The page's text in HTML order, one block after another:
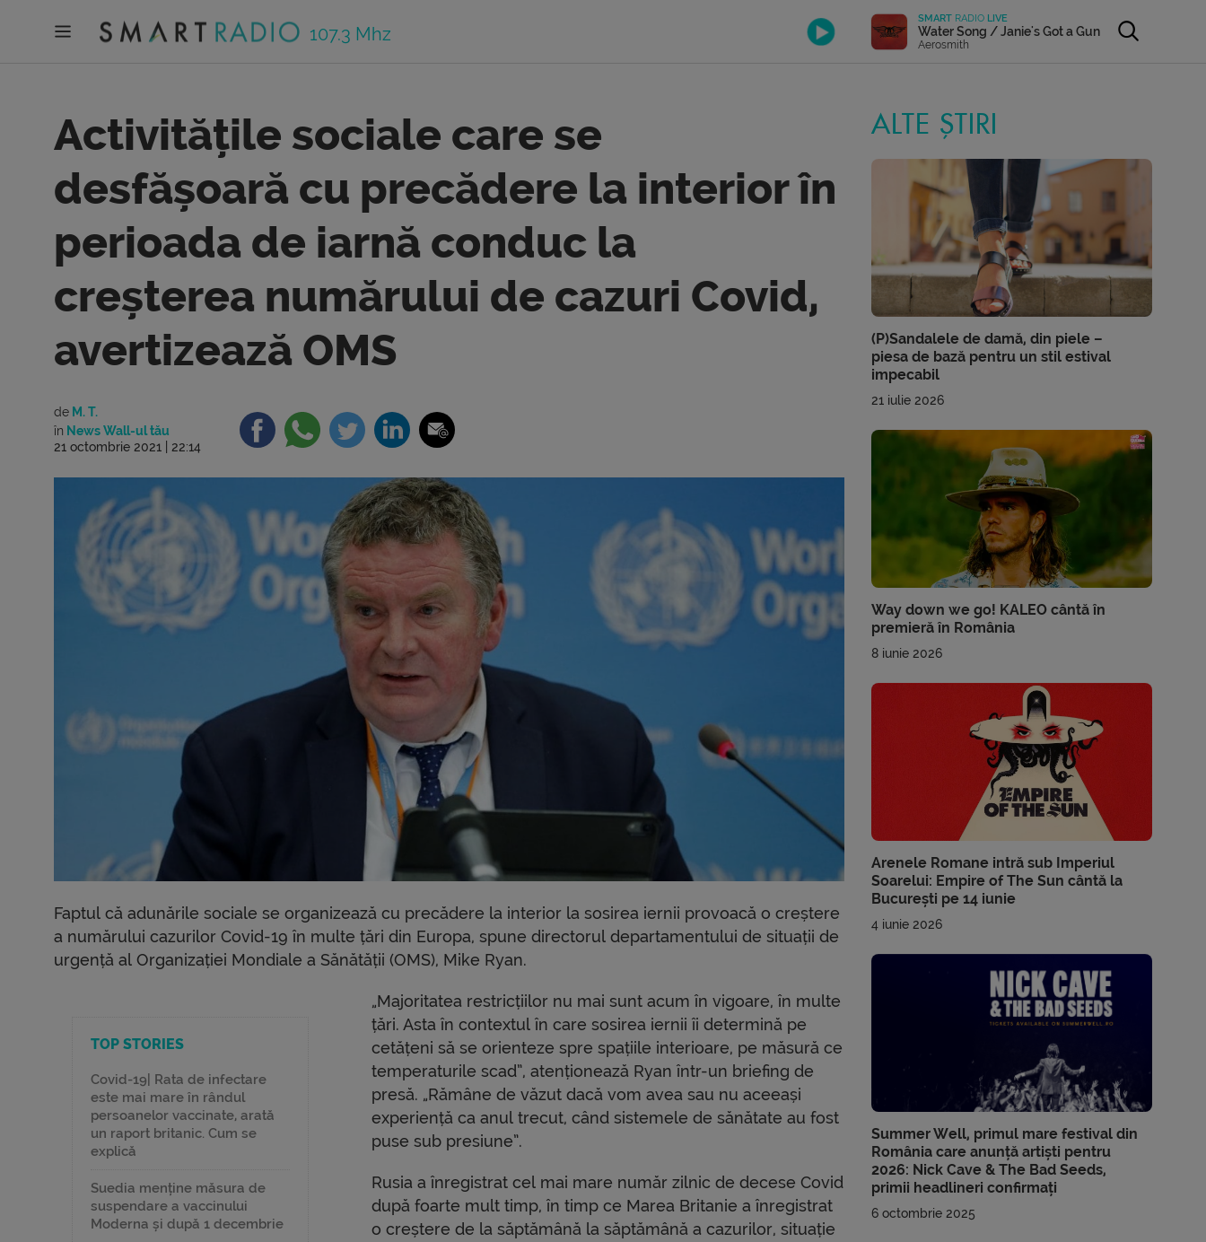
107.3 Mhz
SMART RADIO LIVE
Water Song / Janie's Got a Gun
Aerosmith
Activitățile sociale care se
desfășoară cu precădere la interior în
perioada de iarnă conduc la
creșterea numărului de cazuri Covid,
avertizează OMS
de M. T.
în News Wall-ul tău
21 octombrie 2021 | 22:14
Faptul că adunările sociale se organizează cu precădere la interior la sosirea iernii provoacă o creștere
a numărului cazurilor Covid-19 în multe țări din Europa, spune directorul departamentului de situații de
urgență al Organizației Mondiale a Sănătății (OMS), Mike Ryan.
TOP STORIES
Covid-19| Rata de infectare
este mai mare în rândul
persoanelor vaccinate, arată
un raport britanic. Cum se
explică
Suedia menține măsura de
suspendare a vaccinului
Moderna și după 1 decembrie
„Majoritatea restricțiilor nu mai sunt acum în vigoare, în multe
țări. Asta în contextul în care sosirea iernii îi determină pe
cetățeni să se orienteze spre spațiile interioare, pe măsură ce
temperaturile scad”, atenționează Ryan într-un briefing de
presă. „Rămâne de văzut dacă vom avea sau nu aceeași
experiență ca anul trecut, când sistemele de sănătate au fost
puse sub presiune”.
Rusia a înregistrat cel mai mare număr zilnic de decese Covid
după foarte mult timp, în timp ce Marea Britanie a înregistrat
o creștere de la săptămână la săptămână a cazurilor, situație
ALTE ȘTIRI
(P)Sandalele de damă, din piele –
piesa de bază pentru un stil estival
impecabil
21 iulie 2026
Way down we go! KALEO cântă în
premieră în România
8 iunie 2026
Arenele Romane intră sub Imperiul
Soarelui: Empire of The Sun cântă la
București pe 14 iunie
4 iunie 2026
Summer Well, primul mare festival din
România care anunță artiști pentru
2026: Nick Cave & The Bad Seeds,
primii headlineri confirmați
6 octombrie 2025